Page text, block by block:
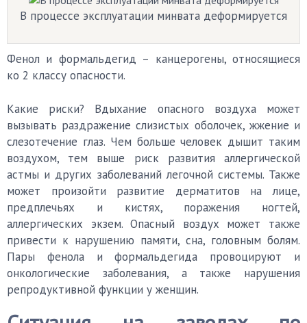
В процессе эксплуатации минвата деформируется
Фенол и формальдегид – канцерогены, относящиеся
ко 2 классу опасности.
Какие риски? Вдыхание опасного воздуха может
вызывать раздражение слизистых оболочек, жжение и
слезотечение глаз. Чем больше человек дышит таким
воздухом, тем выше риск развития аллергической
астмы и других заболеваний легочной системы. Также
может произойти развитие дерматитов на лице,
предплечьях и кистях, поражения ногтей,
аллергических экзем. Опасный воздух может также
привести к нарушению памяти, сна, головным болям.
Пары фенола и формальдегида провоцируют и
онкологические заболевания, а также нарушения
репродуктивной функции у женщин.